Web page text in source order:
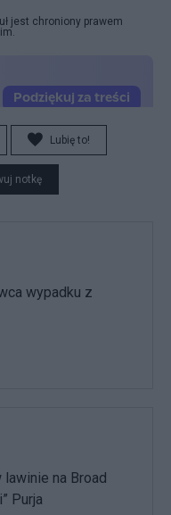
jest chroniony prawem
Lubię to!
notkę
wypadku z
lawinie na Broad
Purja